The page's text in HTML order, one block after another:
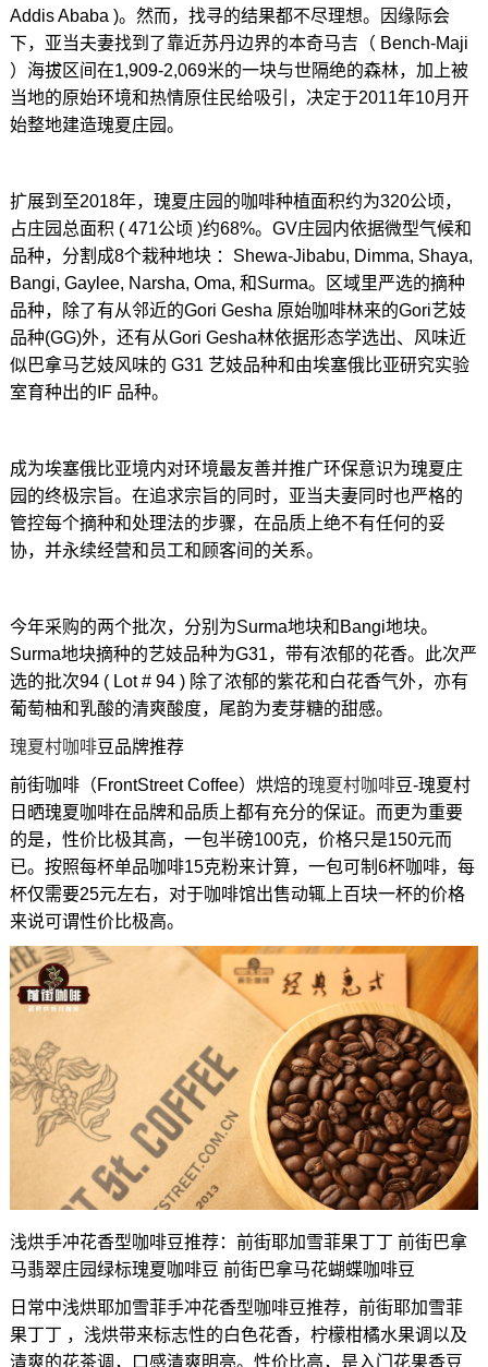
Addis Ababa )。然而，找寻的结果都不尽理想。因缘际会
下，亚当夫妻找到了靠近苏丹边界的本奇马吉（ Bench-Maji
）海拔区间在1,909-2,069米的一块与世隔绝的森林，加上被
当地的原始环境和热情原住民给吸引，决定于2011年10月开
始整地建造瑰夏庄园。
扩展到至2018年，瑰夏庄园的咖啡种植面积约为320公顷，
占庄园总面积 ( 471公顷 )约68%。GV庄园内依据微型气候和
品种，分割成8个栽种地块 ：Shewa-Jibabu, Dimma, Shaya,
Bangi, Gaylee, Narsha, Oma, 和Surma。区域里严选的摘种
品种，除了有从邻近的Gori Gesha 原始咖啡林来的Gori艺妓
品种(GG)外，还有从Gori Gesha林依据形态学选出、风味近
似巴拿马艺妓风味的 G31 艺妓品种和由埃塞俄比亚研究实验
室育种出的IF 品种。
成为埃塞俄比亚境内对环境最友善并推广环保意识为瑰夏庄
园的终极宗旨。在追求宗旨的同时，亚当夫妻同时也严格的
管控每个摘种和处理法的步骤，在品质上绝不有任何的妥
协，并永续经营和员工和顾客间的关系。
今年采购的两个批次，分别为Surma地块和Bangi地块。
Surma地块摘种的艺妓品种为G31，带有浓郁的花香。此次严
选的批次94 ( Lot # 94 ) 除了浓郁的紫花和白花香气外，亦有
葡萄柚和乳酸的清爽酸度，尾韵为麦芽糖的甜感。
瑰夏村咖啡豆品牌推荐
前街咖啡（FrontStreet Coffee）烘焙的瑰夏村咖啡豆-瑰夏村
日晒瑰夏咖啡在品牌和品质上都有充分的保证。而更为重要
的是，性价比极其高，一包半磅100克，价格只是150元而
已。按照每杯单品咖啡15克粉来计算，一包可制6杯咖啡，每
杯仅需要25元左右，对于咖啡馆出售动辄上百块一杯的价格
来说可谓性价比极高。
浅烘手冲花香型咖啡豆推荐：前街耶加雪菲果丁丁 前街巴拿
马翡翠庄园绿标瑰夏咖啡豆 前街巴拿马花蝴蝶咖啡豆
日常中浅烘耶加雪菲手冲花香型咖啡豆推荐，前街耶加雪菲
果丁丁 ，浅烘带来标志性的白色花香，柠檬柑橘水果调以及
清爽的花茶调，口感清爽明亮。性价比高，是入门花果香豆